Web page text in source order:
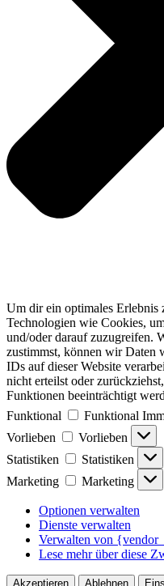
Um dir ein optimales Erlebnis
Technologien wie Cookies,
und/oder darauf zuzugreifen.
zustimmst, können wir Daten
IDs auf dieser Website
nicht erteilst oder
Funktionen beeinträchtigt
Funktional
Funktional
Vorlieben
Vorlieben
Statistiken
Statistiken
Marketing
Marketing
Optionen verwalten
Dienste verwalten
Verwalten von
Lese mehr über diese
Akzeptieren Ablehnen